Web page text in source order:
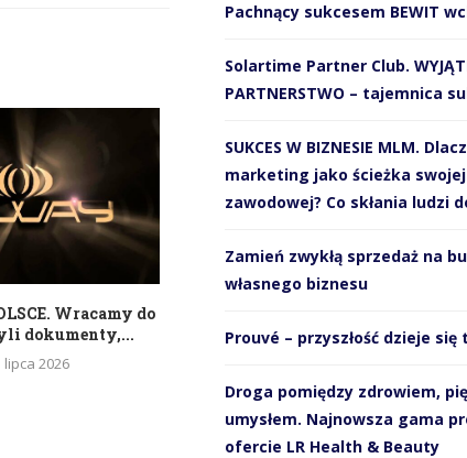
Wracamy do
dokumenty,...
lipca 2026
blokada rozwoju osobistego
24 lipca 2026
Pachnący sukcesem BEWIT
Solartime Partner Club.
PARTNERSTWO – tajemnica
SUKCES W BIZNESIE MLM.
marketing jako ścieżka
zawodowej? Co skłania ludzi
Zamień zwykłą sprzedaż na
własnego biznesu
Prouvé – przyszłość dzieje się
Droga pomiędzy zdrowiem,
umysłem. Najnowsza gama
ofercie LR Health & Beauty